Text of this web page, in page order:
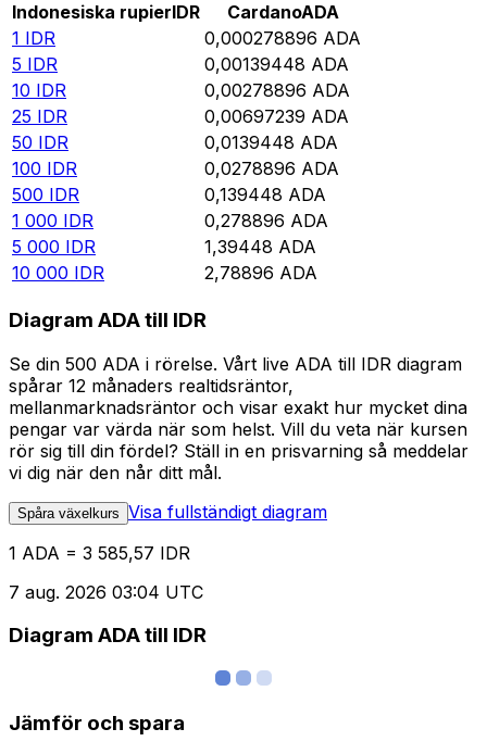
Indonesiska rupierIDR CardanoADA
1 IDR 0,000278896 ADA
5 IDR 0,00139448 ADA
10 IDR 0,00278896 ADA
25 IDR 0,00697239 ADA
50 IDR 0,0139448 ADA
100 IDR 0,0278896 ADA
500 IDR 0,139448 ADA
1 000 IDR 0,278896 ADA
5 000 IDR 1,39448 ADA
10 000 IDR 2,78896 ADA
Diagram ADA till IDR
Se din 500 ADA i rörelse. Vårt live ADA till IDR diagram
spårar 12 månaders realtidsräntor,
mellanmarknadsräntor och visar exakt hur mycket dina
pengar var värda när som helst. Vill du veta när kursen
rör sig till din fördel? Ställ in en prisvarning så meddelar
vi dig när den når ditt mål.
Spåra växelkurs Visa fullständigt diagram
1 ADA = 3 585,57 IDR
7 aug. 2026 03:04 UTC
Diagram ADA till IDR
Jämför och spara